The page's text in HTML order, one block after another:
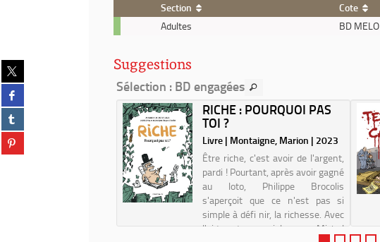
Partager
sur
twitter
(Nouvelle
fenêtre)
Partager
sur
facebook
(Nouvelle
fenêtre)
Partager
sur
tumblr
(Nouvelle
Partager
sur
-
-
Gianna
Arianna
Melone
Section Cote
Adultes
BD MELO
Suggestions
Sélection : BD engagées
RICHE : POURQUOI PAS
TOI ?
Livre | Montaigne, Marion | 2023
Être riche, c'est avoir de l'argent,
pardi ! Pourtant, après avoir gagné
au loto, Philippe Brocolis
s'aperçoit que ce n'est pas si
simple à défi nir, la richesse. Avec
l'aide des sociologues Michel
AMERICA.
1, 1940-1960 /
John (1940-2020).